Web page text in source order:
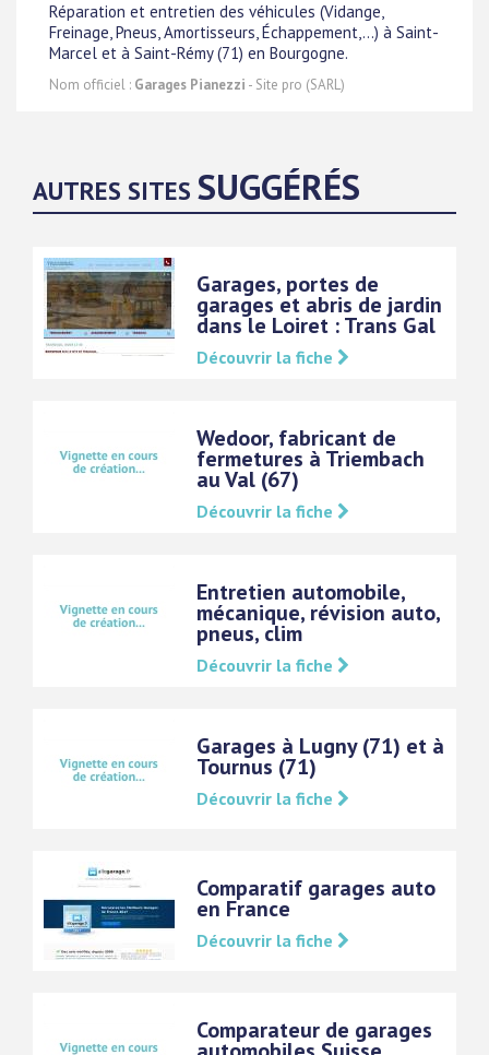
Réparation et entretien des véhicules (Vidange,
Freinage, Pneus, Amortisseurs, Échappement,...) à Saint-
Marcel et à Saint-Rémy (71) en Bourgogne.
Nom officiel : Garages Pianezzi - Site pro (SARL)
AUTRES SITES SUGGÉRÉS
Garages, portes de
garages et abris de jardin
dans le Loiret : Trans Gal
Découvrir la fiche
Wedoor, fabricant de
fermetures à Triembach
au Val (67)
Découvrir la fiche
Entretien automobile,
mécanique, révision auto,
pneus, clim
Découvrir la fiche
Garages à Lugny (71) et à
Tournus (71)
Découvrir la fiche
Comparatif garages auto
en France
Découvrir la fiche
Comparateur de garages